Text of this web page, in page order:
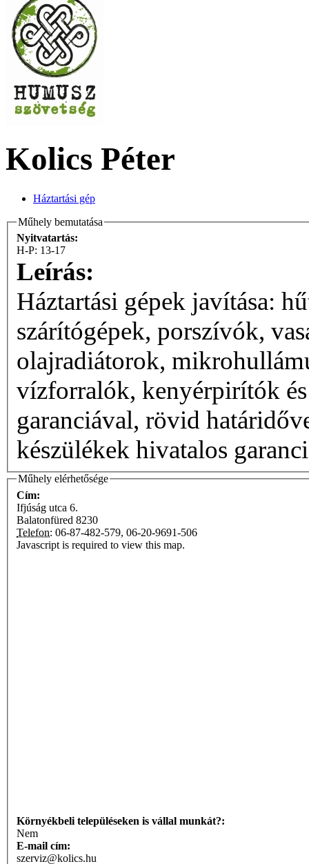
Kolics Péter
Háztartási gép
Műhely bemutatása
Nyitvatartás:
H-P: 13-17
Leírás:
Háztartási gépek javítása:
szárítógépek, porszívók,
olajradiátorok,
vízforralók, kenyérpirítók és
garanciával, rövid határidővel. 2003 óta az ARDO
készülékek hivatalos
Műhely elérhetősége
Cím:
Ifjúság utca 6.
Balatonfüred 8230
Telefon: 06-87-482-579, 06-20-9691-506
Javascript is required to view this map.
Környékbeli településeken is vállal munkát?:
Nem
E-mail cím:
szerviz@kolics.hu